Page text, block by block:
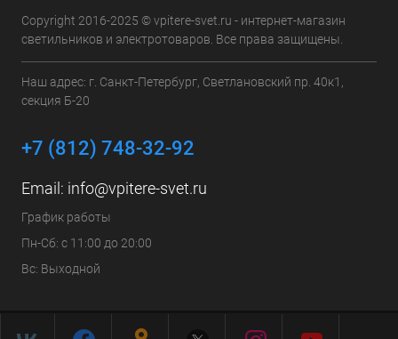
Copyright 2016-2025 © vpitere-svet.ru - интернет-магазин
светильников и электротоваров. Все права защищены.
Наш адрес: г. Санкт-Петербург, Светлановский пр. 40к1,
секция Б-20
+7 (812) 748-32-92
Email: info@vpitere-svet.ru
График работы
Пн-Сб: с 11:00 до 20:00
Вс: Выходной